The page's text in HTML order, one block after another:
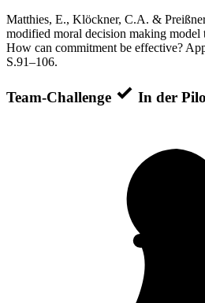
Matthies, E., Klöckner, C.A. &
modified moral decision making model
How can commitment be effective?
S.91–106.
Team-Challenge In der